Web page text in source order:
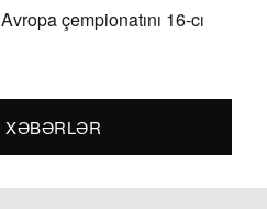
çempionatını 16-cı
XƏBƏRLƏR